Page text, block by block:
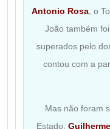
Antonio Rosa, o
João também
superados pelo
contou com a
Mas não foram
Estado.